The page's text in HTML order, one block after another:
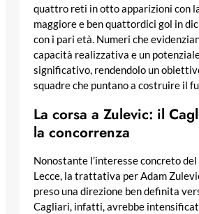
quattro reti in otto apparizioni con
maggiore e ben quattordici gol in
con i pari età. Numeri che
capacità realizzativa e un
significativo, rendendolo un
squadre che puntano a costruire il
La corsa a Zulevic: il
la concorrenza
Nonostante l’interesse concreto del
Lecce, la trattativa per Adam
preso una direzione ben definita
Cagliari, infatti, avrebbe